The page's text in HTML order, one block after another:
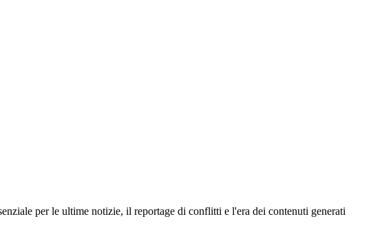
per le ultime notizie, il reportage di conflitti e l'era dei contenuti generati